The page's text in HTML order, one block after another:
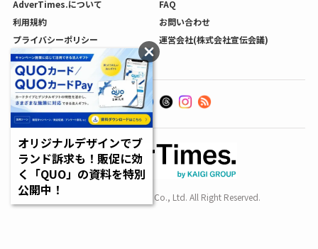
AdverTimes.について
FAQ
利用規約
お問い合わせ
プライバシーポリシー
運営会社(株式会社宣伝会議)
利用者情報の外部送信について
Copyright SENDENKAIGI Co., Ltd. All Right Reserved.
オリジナルデザインでブ
ランド訴求も！販促に効
く「QUO」の資料を特別
公開中！